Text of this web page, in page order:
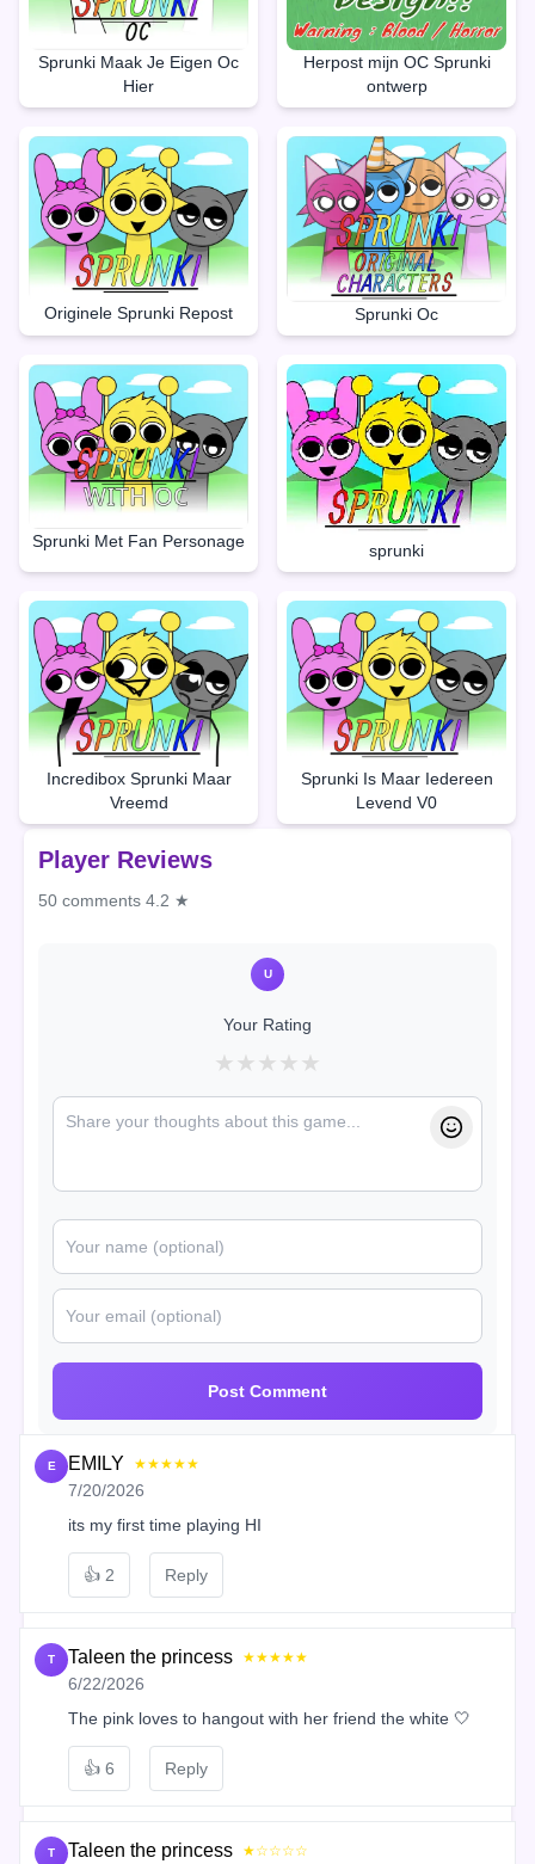
Sprunki Maak Je Eigen Oc
Hier
Herpost mijn OC Sprunki
ontwerp
Originele Sprunki Repost Sprunki Oc
Sprunki Met Fan Personage sprunki
Incredibox Sprunki Maar
Vreemd
Sprunki Is Maar Iedereen
Levend V0
Player Reviews
50 comments 4.2 ★
U
Your Rating
★ ★ ★ ★ ★
Post Comment
E EMILY ★★★★★
7/20/2026
its my first time playing HI
👍 2 Reply
T Taleen the princess ★★★★★
6/22/2026
The pink loves to hangout with her friend the white 🤍
👍 6 Reply
T Taleen the princess ★☆☆☆☆